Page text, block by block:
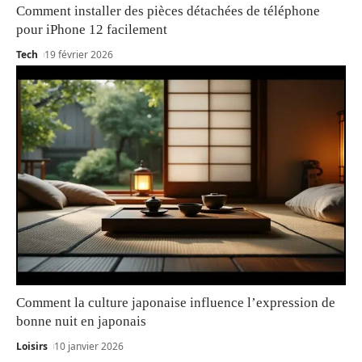
Comment installer des pièces détachées de téléphone
pour iPhone 12 facilement
Tech 19 février 2026
Comment la culture japonaise influence l’expression de
bonne nuit en japonais
Loisirs 10 janvier 2026